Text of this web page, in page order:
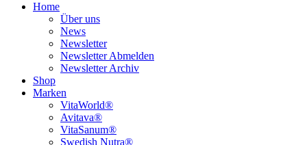
Home
Über uns
News
Newsletter
Newsletter Abmelden
Newsletter Archiv
Shop
Marken
VitaWorld®
Avitava®
VitaSanum®
Swedish Nutra®